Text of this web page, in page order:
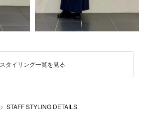
スタイリング一覧を見る
STAFF STYLING DETAILS